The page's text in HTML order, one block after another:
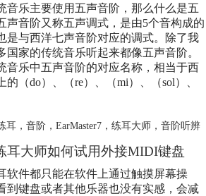
音乐主要使用五声音阶，那么什么是五
声音阶又称五声调式，是由5个音构成的
是与西洋七声音阶对应的调式。除了我
国家的传统音乐听起来都像五声音阶。
音乐中五声音阶的对应名称，相当于西
的（do）、（re）、（mi）、（sol）、
耳， 音阶， EarMaster7， 练耳大师， 音阶听辨
耳大师如何试用外接MIDI键盘
软件都只能在软件上通过触摸屏幕操
到键盘或者其他乐器也没有实感，会减